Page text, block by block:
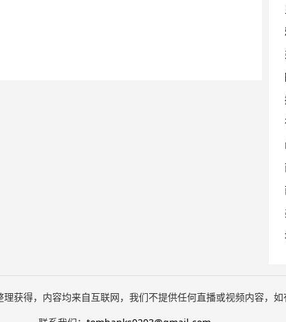
获得，内容均来自互联网，我们不提供任何直播或视频内容，如